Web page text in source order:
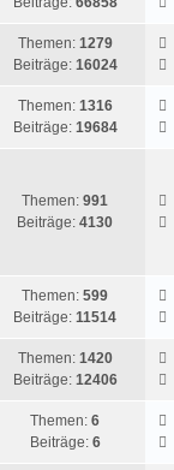
Themen: 1279
Beiträge: 16024
Themen: 1316
Beiträge: 19684
Themen: 991
Beiträge: 4130
Themen: 599
Beiträge: 11514
Themen: 1420
Beiträge: 12406
Themen: 6
Beiträge: 6